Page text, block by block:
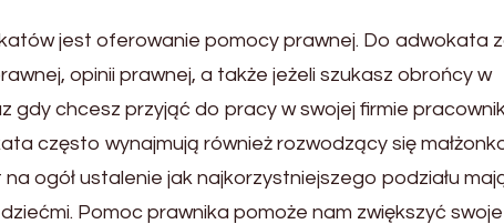
jest oferowanie pomocy prawnej. Do adwokata
opinii prawnej, a także jeżeli szukasz obrońcy w
gdy chcesz przyjąć do pracy w swojej firmie
często wynajmują również rozwodzący się
ogół ustalenie jak najkorzystniejszego podziału
Pomoc prawnika pomoże nam zwiększyć swoje